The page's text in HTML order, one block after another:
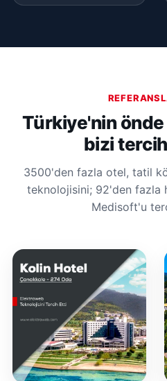
Türkiye'nin
bizi
3500'den fazla otel, tatil
teknolojisini; 92'den fazla
Medisoft'u